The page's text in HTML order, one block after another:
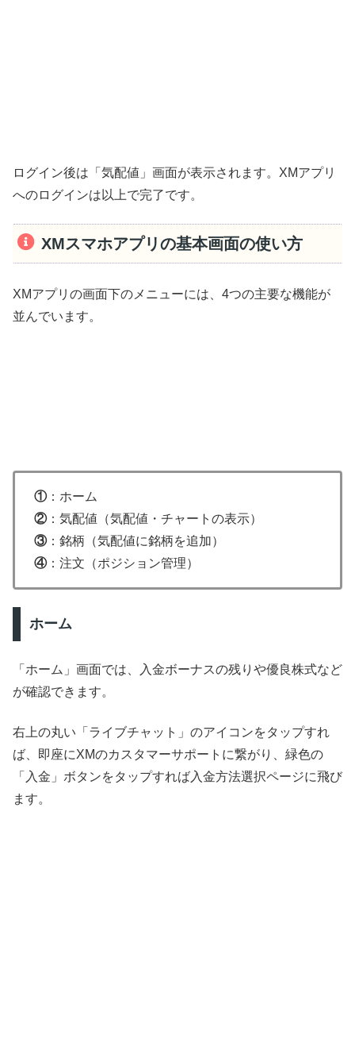
ログイン後は「気配値」画面が表示されます。XMアプリ
へのログインは以上で完了です。
XMスマホアプリの基本画面の使い方
XMアプリの画面下のメニューには、4つの主要な機能が
並んでいます。
①：ホーム
②：気配値（気配値・チャートの表示）
③：銘柄（気配値に銘柄を追加）
④：注文（ポジション管理）
ホーム
「ホーム」画面では、入金ボーナスの残りや優良株式など
が確認できます。
右上の丸い「ライブチャット」のアイコンをタップすれ
ば、即座にXMのカスタマーサポートに繋がり、緑色の
「入金」ボタンをタップすれば入金方法選択ページに飛び
ます。